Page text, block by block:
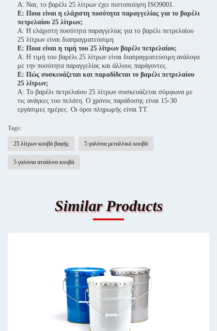
Α: Ναι, το βαρέλι 25 λίτρων έχει πιστοποίηση ISO9001.
Ε: Ποια είναι η ελάχιστη ποσότητα παραγγελίας για το βαρέλι
πετρελαίου 25 λίτρων;
Α: Η ελάχιστη ποσότητα παραγγελίας για το βαρέλι πετρελαίου
25 λίτρων είναι διαπραγματεύσιμη.
Ε: Ποια είναι η τιμή του 25 λίτρων βαρέλι πετρελαίου;
Α: Η τιμή του βαρέλι 25 λίτρων είναι διαπραγματεύσιμη ανάλογα
με την ποσότητα παραγγελίας και άλλους παράγοντες.
Ε: Πώς συσκευάζεται και παραδίδεται το βαρέλι πετρελαίου
25 λίτρων;
Α: Το βαρέλι πετρελαίου 25 λίτρων συσκευάζεται σύμφωνα με
τις ανάγκες του πελάτη. Ο χρόνος παράδοσης είναι 15-30
εργάσιμες ημέρες. Οι όροι πληρωμής είναι TT.
Tags:
25 λίτρων κουβά βαφής 5 γαλόνια μεταλλικό κουβά
5 γαλόνια ατσάλινο κουβά
Similar Products